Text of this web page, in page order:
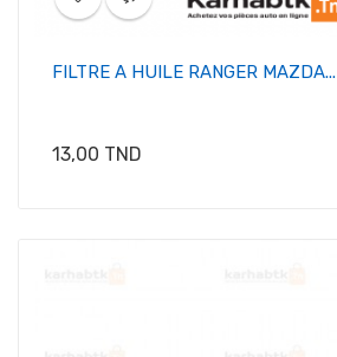
FILTRE A HUILE RANGER MAZDA...
Prix
13,00 TND